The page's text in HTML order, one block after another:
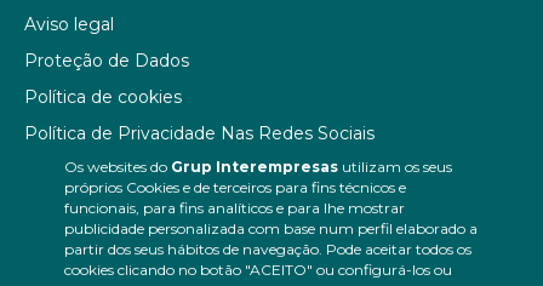
Os websites do Grup Interempresasutilizam os seus
próprios Cookies e de terceiros para fins técnicos e
funcionais, para fins analíticos e para lhe mostrar
publicidade personalizada com base num perfil elaborado a
partir dos seus hábitos de navegação. Pode aceitar todos os
cookies clicando no botão "ACEITO" ou configurá-los ou
Aviso legal
Proteção de Dados
Política de cookies
Política de Privacidade Nas Redes Sociais
Canal de denúncias
Colaborações editoriais